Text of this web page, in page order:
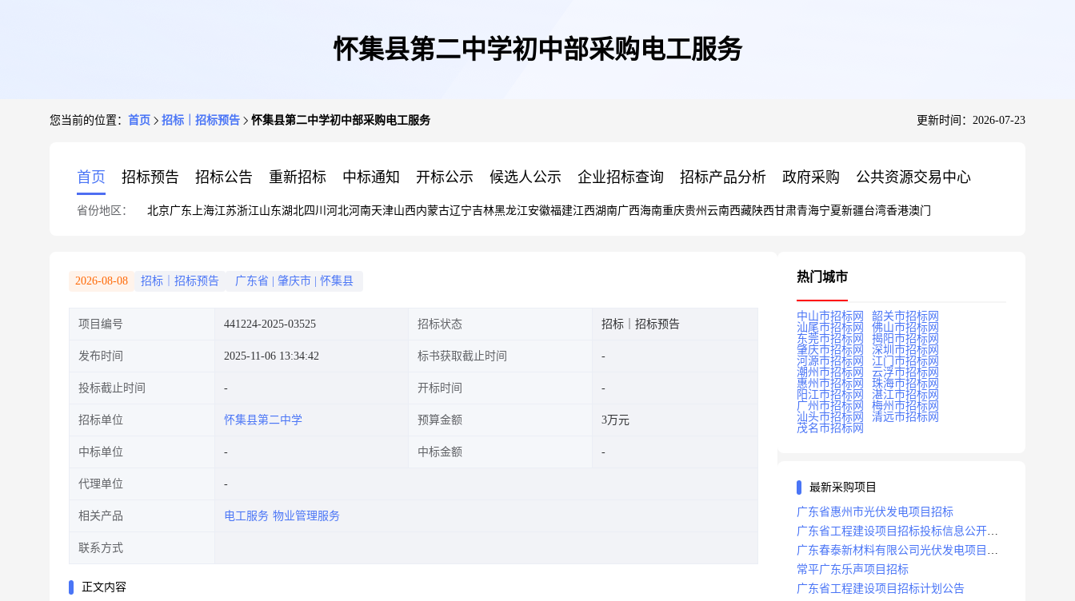
怀集县第二中学初中部采购电工服务
您当前的位置： 首页 招标｜招标预告 怀集县第二中学初中部采购电工服务 更新时间：2026-07-23
首页 招标预告 招标公告 重新招标 中标通知 开标公示 候选人公示 企业招标查询 招标产品分析 政府采购 公共资源交易中心
省份地区： 北京广东 上海江苏浙江山东湖北四川 河北河南天津山西内蒙古辽宁吉林黑龙江安徽福建江西湖南广西海南重庆贵州 云南西藏陕西甘肃青海宁夏新疆台湾香港澳门
2026-08-08 招标｜招标预告 广东省 肇庆市 怀集县
项目编号 441224-2025-03525 招标状态 招标｜招标预告
发布时间 2025-11-06 13:34:42 标书获取截止时间
投标截止时间 开标时间
招标单位 怀集县第二中学 预算金额 3万元
中标单位 中标金额
代理单位
相关产品 电工服务 物业管理服务
联系方式
正文内容
热门城市
中山市招标网
韶关市招标网
汕尾市招标网
佛山市招标网
东莞市招标网
揭阳市招标网
肇庆市招标网
深圳市招标网
河源市招标网
江门市招标网
潮州市招标网
云浮市招标网
惠州市招标网
珠海市招标网
阳江市招标网
湛江市招标网
广州市招标网
梅州市招标网
汕头市招标网
清远市招标网
茂名市招标网
最新采购项目
广东省惠州市光伏发电项目招标
广东省工程建设项目招标投标信息公开目
录
广东春泰新材料有限公司光伏发电项目招
标
常平广东乐声项目招标
广东省工程建设项目招标计划公告